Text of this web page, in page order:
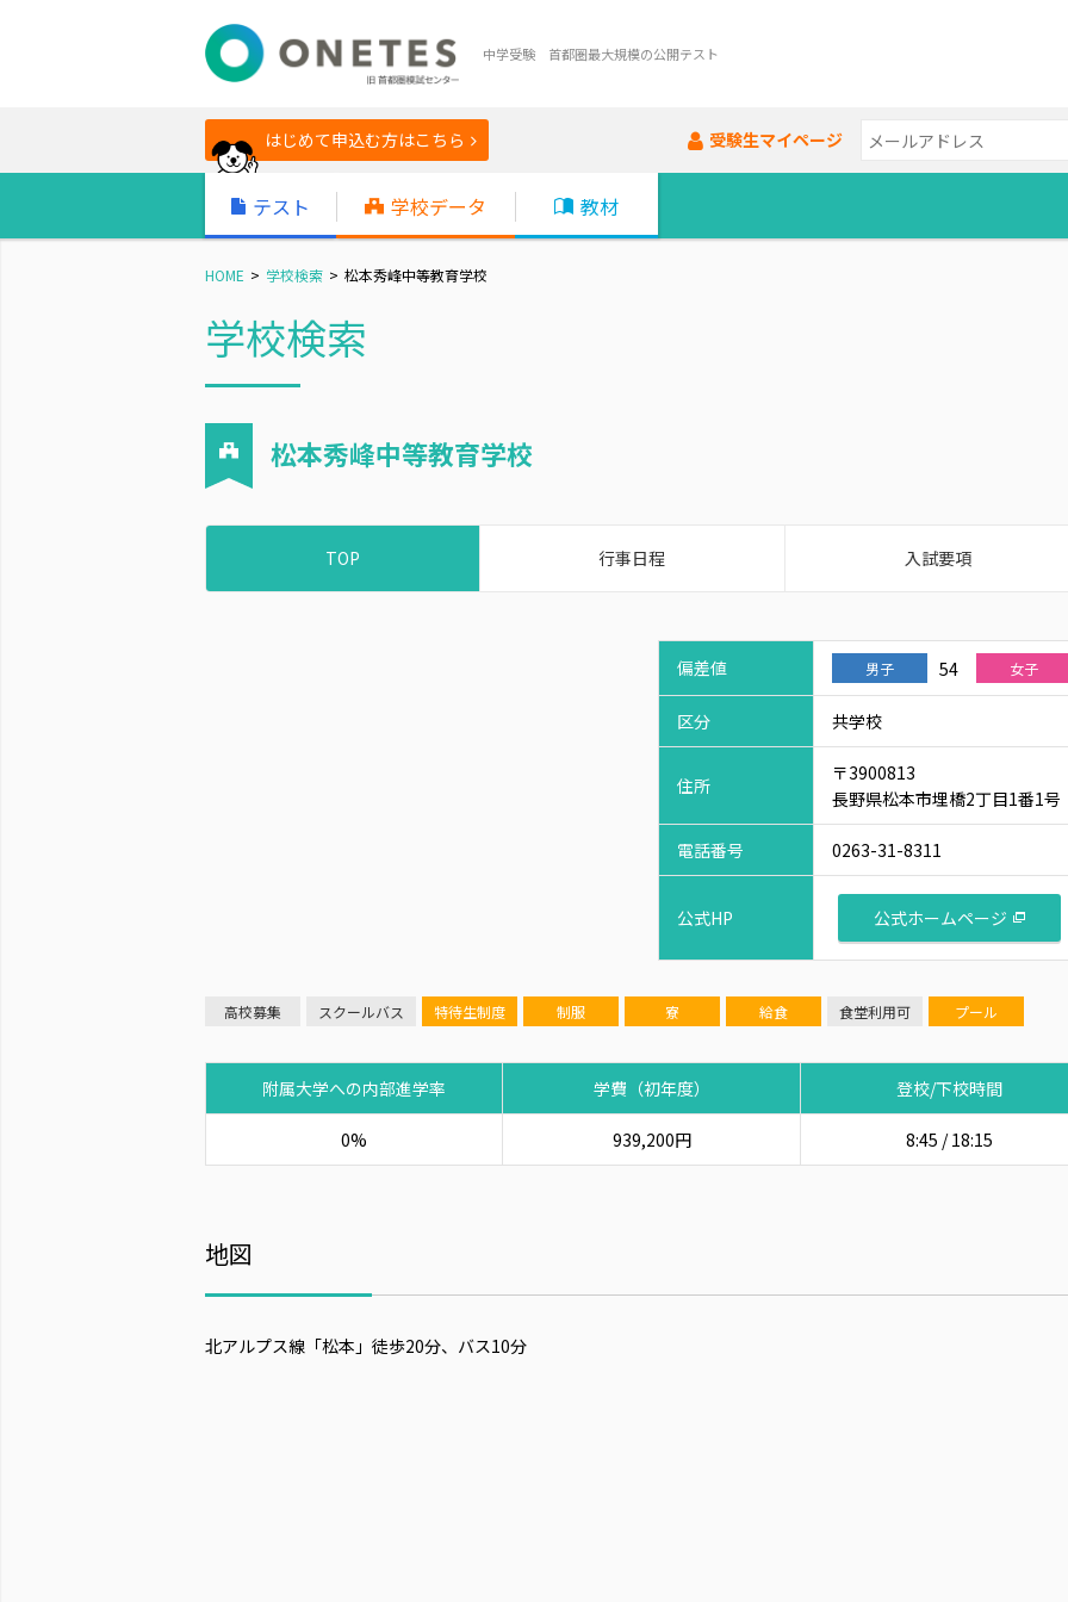
中学受験 首都圏最大規模の公開テスト
はじめて申込む方はこちら 受験生マイページ
テスト 学校データ 教材
HOME 学校検索 松本秀峰中等教育学校
学校検索
松本秀峰中等教育学校
TOP 行事日程 入試要項
偏差値 男子 54 女子
区分 共学校
住所
〒3900813
長野県松本市埋橋2丁目1番1号
電話番号 0263-31-8311
公式HP 公式ホームページ
高校募集 スクールバス 特待生制度 制服 寮 給食 食堂利用可 プール
附属大学への内部進学率 学費（初年度） 登校/下校時間
0% 939,200円 8:45 / 18:15
地図
北アルプス線「松本」徒歩20分、バス10分